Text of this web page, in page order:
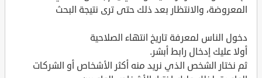
المعروضة، والانتظار بعد ذلك حتى ترى نتيجة البحث
دخول الناس لمعرفة تاريخ انتهاء الصلاحية
أولا عليك إدخال رابط أبشر.
ثم نختار الشخص الذي نريد منه أكثر الأشخاص أو الشركات